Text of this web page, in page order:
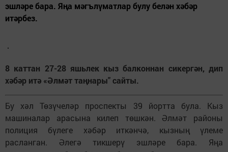
эшләре бара. Яңа мәгълүматлар булу белән хәбәр
итәрбез.
8 каттан 27-28 яшьлек кыз балконнан сикергән, дип
хәбәр итә «Әлмәт таңнары" сайты.
Бу хәл Төзүчеләр проспекты 39 йортта була. Кыз
машиналар арасына килеп төшкән. Әлмәт районы
полиция бүлеге хәбәр иткәнчә, кызның үлеме
расланган. Әлегә тикшерү эшләре бара. Яңа